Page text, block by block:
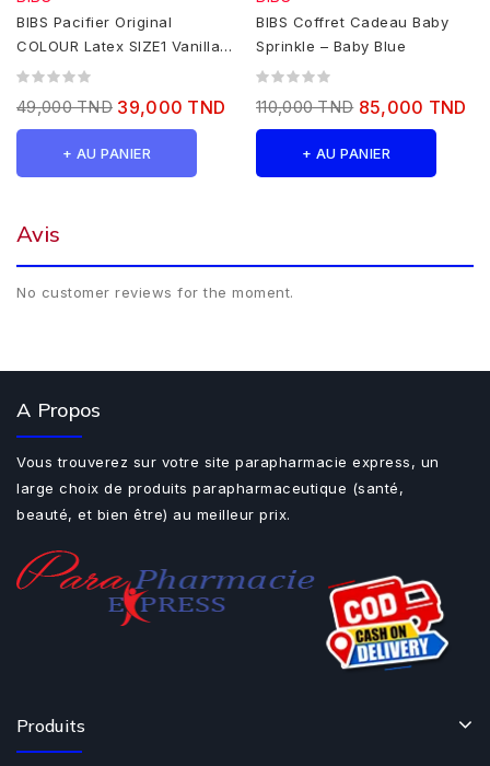
BIBS Pacifier Original
COLOUR Latex SIZE1 Vanilla /
Cornflower
49,000 TND 39,000 TND
+ AU PANIER
BIBS Coffret Cadeau Baby
Sprinkle – Baby Blue
110,000 TND 85,000 TND
+ AU PANIER
Avis
No customer reviews for the moment.
A Propos
Vous trouverez sur votre site parapharmacie express, un
large choix de produits parapharmaceutique (santé,
beauté, et bien être) au meilleur prix.
Produits